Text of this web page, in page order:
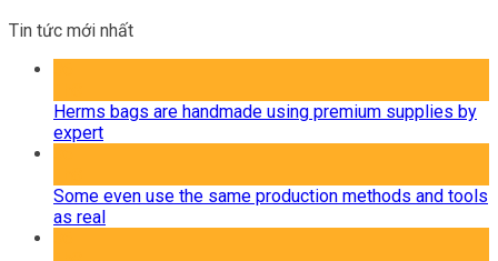
Tin tức mới nhất
Herms bags are handmade using premium supplies by
expert
Some even use the same production methods and tools
as real